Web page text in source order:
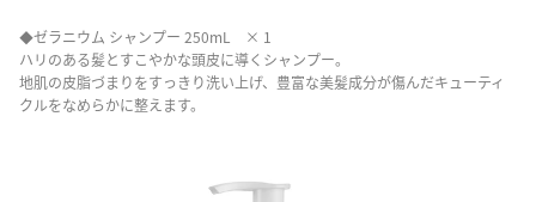
◆ゼラニウム シャンプー 250mL × 1
ハリのある髪とすこやかな頭皮に導くシャンプー。
地肌の皮脂づまりをすっきり洗い上げ、豊富な美髪成分が傷んだキューティ
クルをなめらかに整えます。